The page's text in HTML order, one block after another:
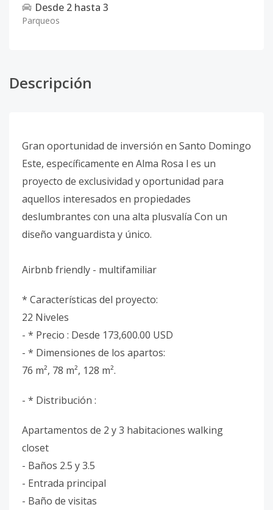
Desde 2 hasta 3
Parqueos
Descripción
Gran oportunidad de inversión en Santo Domingo
Este, específicamente en Alma Rosa l es un
proyecto de exclusividad y oportunidad para
aquellos interesados en propiedades
deslumbrantes con una alta plusvalía Con un
diseño vanguardista y único.
Airbnb friendly - multifamiliar
* Características del proyecto:
22 Niveles
- * Precio : Desde 173,600.00 USD
- * Dimensiones de los apartos:
76 m², 78 m², 128 m².
- * Distribución :
Apartamentos de 2 y 3 habitaciones walking
closet
- Baños 2.5 y 3.5
- Entrada principal
- Baño de visitas